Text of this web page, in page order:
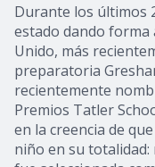
Durante los últimos
estado dando forma
Unido, más
preparatoria
recientemente
Premios Tatler
en la creencia de
niño en su